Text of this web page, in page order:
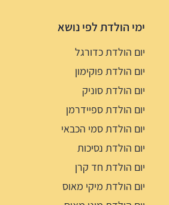
ימי הולדת לפי נושא
יום הולדת כדורגל
יום הולדת פוקימון
יום הולדת סוניק
יום הולדת ספיידרמן
יום הולדת סמי הכבאי
יום הולדת נסיכות
יום הולדת חד קרן
יום הולדת מיקי מאוס